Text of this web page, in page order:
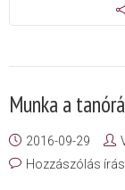
Munka a
2016-09-29
Hozzászólás